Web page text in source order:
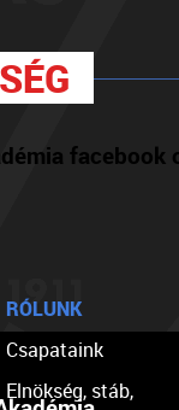
facebook
RÓLUNK
Csapataink
Elnökség, stáb,